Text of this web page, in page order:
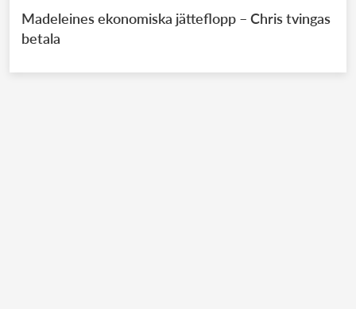
Madeleines ekonomiska jätteflopp – Chris tvingas
betala